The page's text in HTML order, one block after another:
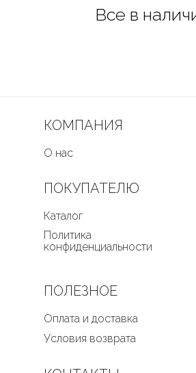
КОМПАНИЯ
О нас
ПОЛЕЗНОЕ
Оплата и доставка
Условия возврата
ПОКУПАТЕЛЮ
Каталог
Политика
конфиденциальности